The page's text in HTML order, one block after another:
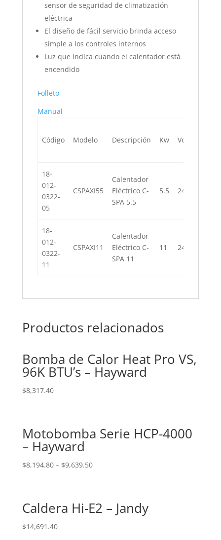
sensor de seguridad de climatización
eléctrica
El diseño de fácil servicio brinda acceso
simple a los controles internos
Luz que indica cuando el calentador está
encendido
Folleto
Manual
Código Modelo Descripción Kw Voltaje
18-
012-
0322-
05
CSPAXI55
Calentador
Eléctrico C-
SPA 5.5
5.5 240
18-
012-
0322-
11
CSPAXI11
Calentador
Eléctrico C-
SPA 11
11 240
Productos relacionados
Bomba de Calor Heat Pro VS,
96K BTU’s – Hayward
$8,317.40
Motobomba Serie HCP-4000
– Hayward
$8,194.80– $9,639.50
Caldera Hi-E2 – Jandy
$14,691.40